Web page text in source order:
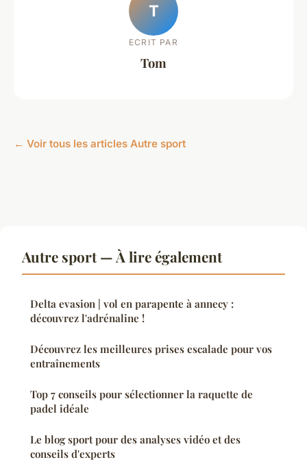
T
ECRIT PAR
Tom
← Voir tous les articles Autre sport
Autre sport — À lire également
Delta evasion | vol en parapente à annecy :
découvrez l'adrénaline !
Découvrez les meilleures prises escalade pour vos
entraînements
Top 7 conseils pour sélectionner la raquette de
padel idéale
Le blog sport pour des analyses vidéo et des
conseils d'experts